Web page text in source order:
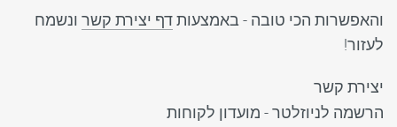
והאפשרות הכי טובה - באמצעותדף יצירת קשר ונשמח
לעזור!
יצירת קשר
הרשמה לניוזלטר - מועדון לקוחות